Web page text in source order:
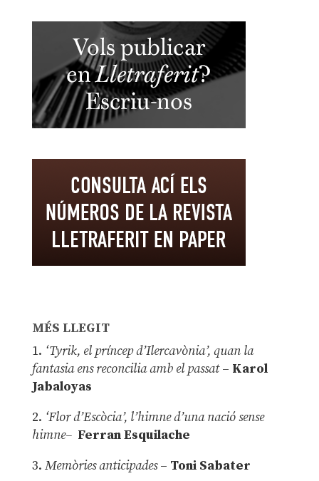
MÉS LLEGIT
1. ‘Tyrik, el príncep d’Ilercavònia’, quan la
fantasia ens reconcilia amb el passat– Karol
Jabaloyas
2. ‘Flor d’Escòcia’, l’himne d’una nació sense
himne– Ferran Esquilache
3. Memòries anticipades– Toni Sabater